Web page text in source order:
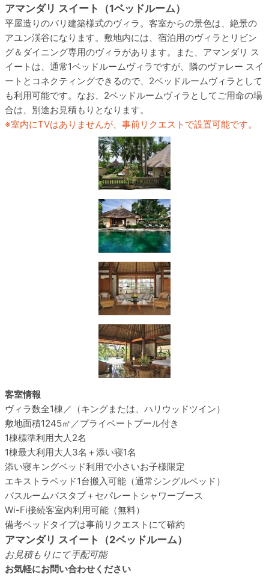
アマンダリ スイート（1ベッドルーム）
平屋造りのバリ建築様式のヴィラ。客室からの景色は、絶景の
アユン渓谷になります。敷地内には、宿泊用のヴィラとリビン
グ＆ダイニング専用のヴィラがあります。また、アマンダリ ス
イートは、通常1ベッドルームヴィラですが、隣のヴァレー スイ
ートとコネクティングできるので、2ベッドルームヴィラとして
も利用可能です。なお、2ベッドルームヴィラとしてご用命の場
合は、別途お見積もりとなります。
室内にTVはありませんが、事前リクエストで設置可能です。
客室情報
ヴィラ数全1棟／（キングまたは、ハリウッドツイン）
敷地面積1245㎡／プライベートプール付き
1棟標準利用大人2名
1棟最大利用大人3名＋添い寝1名
添い寝キングベッド利用で小さいお子様限定
エキストラベッド1台搬入可能（通常シングルベッド）
バスルームバスタブ＋セパレートシャワーブース
Wi-Fi接続客室内利用可能（無料）
備考ベッドタイプは事前リクエストにて確約
アマンダリ スイート（2ベッドルーム）
お見積もりにて手配可能
お気軽にお問い合わせください